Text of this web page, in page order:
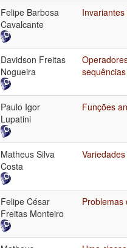
Felipe Barbosa
Cavalcante
Davidson Freitas
Nogueira
Paulo Igor
Lupatini
Funções
Matheus Silva
Costa
Felipe César
Freitas Monteiro
Problemas